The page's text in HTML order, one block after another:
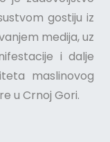
gostiju iz
medija, uz
i dalje
maslinovog
u Crnoj Gori.